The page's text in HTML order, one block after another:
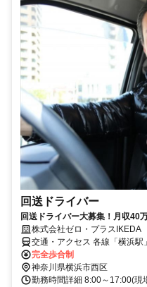
回送ドライバー
回送ドライバー大募集！月収40
株式会社ゼロ・プラス
交通・アクセス 各線「横浜
完全歩合制
神奈川県横浜市西区
勤務時間詳細 8:00～17:00(